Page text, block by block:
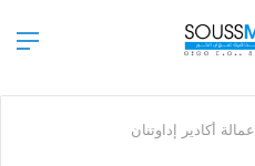
عمالة أكادير إداوتنان